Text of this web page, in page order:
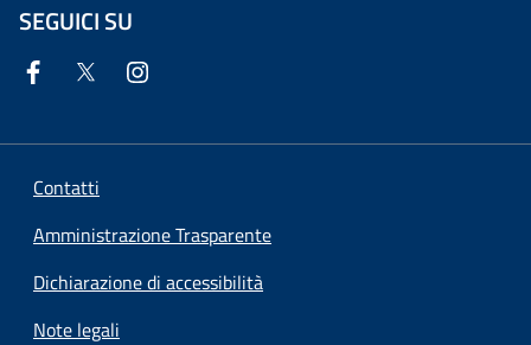
SEGUICI SU
Contatti
Amministrazione Trasparente
Dichiarazione di accessibilità
Note legali